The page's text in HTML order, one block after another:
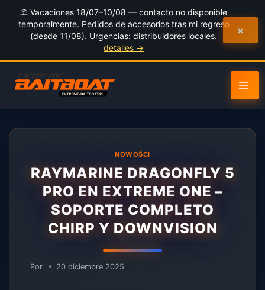
⛱️ Vacaciones 18/07–10/08 — contacto no disponible
temporalmente. Pedidos de accesorios tras mi regreso
(desde 11/08). Urgencias: distribuidores locales.
detalles →
×
contenido
NOWOŚCI
RAYMARINE DRAGONFLY 5
PRO EN EXTREME ONE –
SOPORTE COMPLETO
CHIRP Y DOWNVISION
Por 20 diciembre 2025